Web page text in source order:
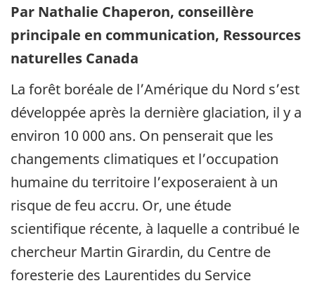
Par Nathalie Chaperon, conseillère
principale en communication, Ressources
naturelles Canada
La forêt boréale de l’Amérique du Nord s’est
développée après la dernière glaciation, il y a
environ 10 000 ans. On penserait que les
changements climatiques et l’occupation
humaine du territoire l’exposeraient à un
risque de feu accru. Or, une étude
scientifique récente, à laquelle a contribué le
chercheur Martin Girardin, du Centre de
foresterie des Laurentides du Service